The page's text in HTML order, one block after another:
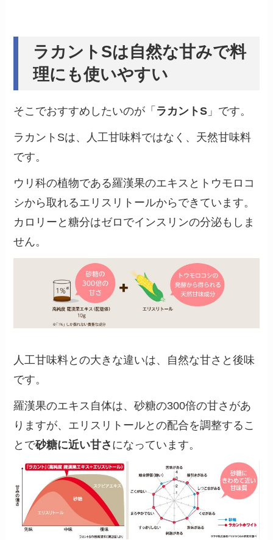
ラカントSは自然な甘みで料
理にも使いやすい
そこでおすすめしたいのが「 ラカントS 」です。
ラカントSは、人工甘味料ではなく、天然甘味料
です。
ウリ科の植物である羅漢果のエキスとトウモロコ
シから取れるエリスリトールからできています。
カロリーと糖分はゼロでインスリンの分泌もしま
せん。
人工甘味料との大きな違いは、自然な甘さと後味
です。
羅漢果のエキス自体は、砂糖の300倍の甘さがあ
りますが、エリスリトールとの配合を調整するこ
とで砂糖に近い甘さ になっています。